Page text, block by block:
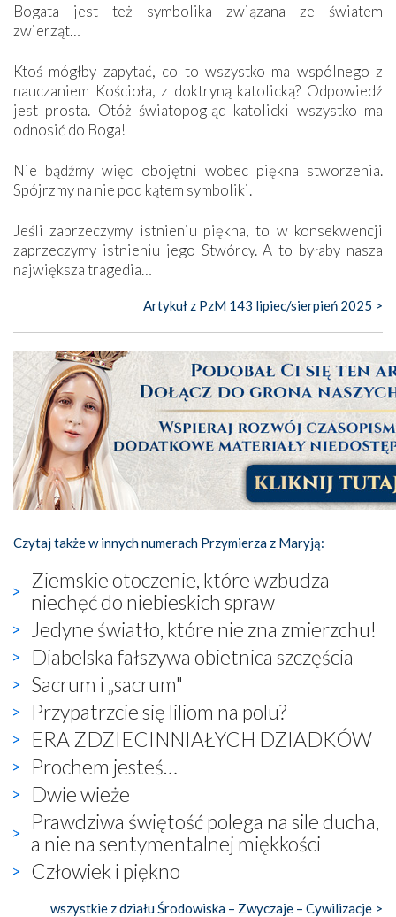
Bogata jest też symbolika związana ze światem
zwierząt…
Ktoś mógłby zapytać, co to wszystko ma wspólnego z
nauczaniem Kościoła, z doktryną katolicką? Odpowiedź
jest prosta. Otóż światopogląd katolicki wszystko ma
odnosić do Boga!
Nie bądźmy więc obojętni wobec piękna stworzenia.
Spójrzmy na nie pod kątem symboliki.
Jeśli zaprzeczymy istnieniu piękna, to w konsekwencji
zaprzeczymy istnieniu jego Stwórcy. A to byłaby nasza
największa tragedia…
Artykuł z PzM 143 lipiec/sierpień 2025 >
Czytaj także w innych numerach Przymierza z Maryją:
Ziemskie otoczenie, które wzbudza
niechęć do niebieskich spraw
Jedyne światło, które nie zna zmierzchu!
Diabelska fałszywa obietnica szczęścia
Sacrum i „sacrum"
Przypatrzcie się liliom na polu?
ERA ZDZIECINNIAŁYCH DZIADKÓW
Prochem jesteś…
Dwie wieże
Prawdziwa świętość polega na sile ducha,
a nie na sentymentalnej miękkości
Człowiek i piękno
wszystkie z działu Środowiska – Zwyczaje – Cywilizacje >